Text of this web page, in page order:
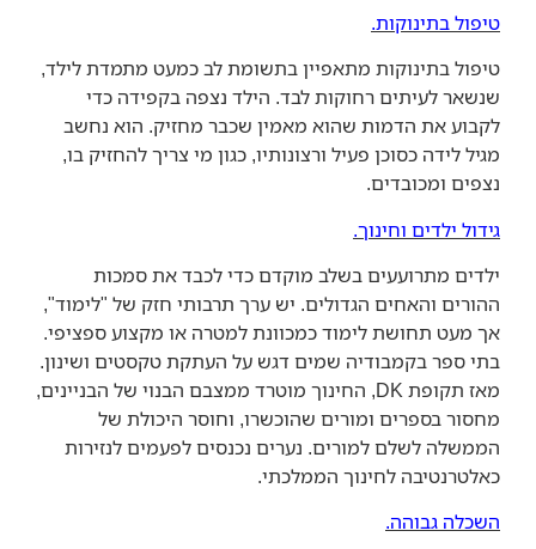
טיפול בתינוקות.
טיפול בתינוקות מתאפיין בתשומת לב כמעט מתמדת לילד,
שנשאר לעיתים רחוקות לבד. הילד נצפה בקפידה כדי
לקבוע את הדמות שהוא מאמין שכבר מחזיק. הוא נחשב
מגיל לידה כסוכן פעיל ורצונותיו, כגון מי צריך להחזיק בו,
נצפים ומכובדים.
גידול ילדים וחינוך.
ילדים מתרועעים בשלב מוקדם כדי לכבד את סמכות
ההורים והאחים הגדולים. יש ערך תרבותי חזק של "לימוד",
אך מעט תחושת לימוד כמכוונת למטרה או מקצוע ספציפי.
בתי ספר בקמבודיה שמים דגש על העתקת טקסטים ושינון.
מאז תקופת DK, החינוך מוטרד ממצבם הבנוי של הבניינים,
מחסור בספרים ומורים שהוכשרו, וחוסר היכולת של
הממשלה לשלם למורים. נערים נכנסים לפעמים לנזירות
כאלטרנטיבה לחינוך הממלכתי.
השכלה גבוהה.